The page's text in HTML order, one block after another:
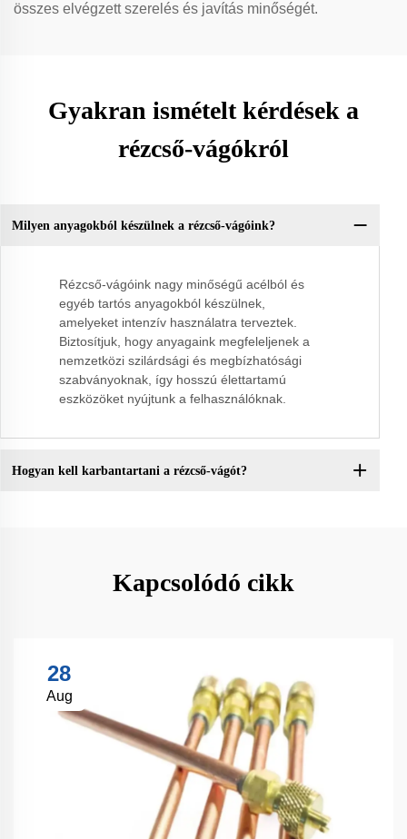
összes elvégzett szerelés és javítás minőségét.
Gyakran ismételt kérdések a
rézcső-vágókról
Milyen anyagokból készülnek a rézcső-vágóink?
Rézcső-vágóink nagy minőségű acélból és
egyéb tartós anyagokból készülnek,
amelyeket intenzív használatra terveztek.
Biztosítjuk, hogy anyagaink megfeleljenek a
nemzetközi szilárdsági és megbízhatósági
szabványoknak, így hosszú élettartamú
eszközöket nyújtunk a felhasználóknak.
Hogyan kell karbantartani a rézcső-vágót?
Kapcsolódó cikk
28
Aug